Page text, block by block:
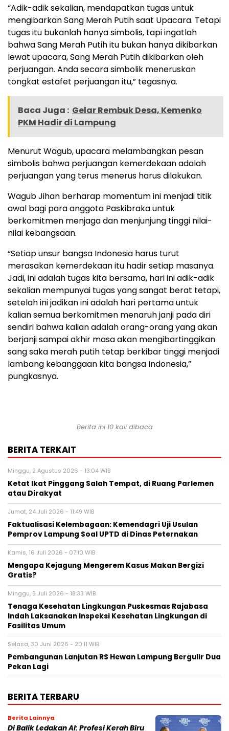
“Adik-adik sekalian, mendapatkan tugas untuk
mengibarkan Sang Merah Putih saat Upacara. Tetapi
tugas itu bukanlah hanya simbolis, tapi ingatlah
bahwa Sang Merah Putih itu bukan hanya dikibarkan
lewat upacara, Sang Merah Putih dikibarkan oleh
perjuangan. Anda secara simbolik meneruskan
tongkat estafet perjuangan itu,” tegasnya.
Baca Juga : Gelar Rembuk Desa, Kemenko
PKM Hadir di Lampung
Menurut Wagub, upacara melambangkan pesan
simbolis bahwa perjuangan kemerdekaan adalah
perjuangan yang terus menerus harus dilakukan.
Wagub Jihan berharap momentum ini menjadi titik
awal bagi para anggota Paskibraka untuk
berkomitmen menjaga dan menjunjung tinggi nilai-
nilai kebangsaan.
“Setiap unsur bangsa Indonesia harus turut
merasakan kemerdekaan itu hadir setiap masanya.
Jadi, ini adalah tugas kita bersama, hari ini adik-adik
sekalian mempunyai tugas yang sangat berat tetapi,
setelah ini jadikan ini adalah hari pertama untuk
kalian semua berkomitmen menaruh janji pada diri
sendiri bahwa kalian adalah orang-orang yang akan
berjanji sampai akhir masa akan mengibartinggikan
sang saka merah putih tetap berkibar tinggi menjadi
lambang kebanggaan kita bangsa Indonesia,”
pungkasnya.
Berita ini 10 kali dibaca
BERITA TERKAIT
Minggu, 2 Agustus 2026 - 13:04 WIB
Ketat Ikat Pinggang Salah Tempat, di Ruang Parlemen
atau Dirakyat
Jumat, 24 Juli 2026 - 11:49 WIB
Faktualisasi Kelembagaan: Kemendagri Uji Usulan
Pemprov Lampung Soal UPTD di Dinas Peternakan
Kamis, 16 Juli 2026 - 07:10 WIB
Mengapa Kejagung Mengerem Kasus Makan Bergizi
Gratis?
Minggu, 5 Juli 2026 - 18:33 WIB
Tenaga Kesehatan Lingkungan Puskesmas Rajabasa
Indah Laksanakan Inspeksi Kesehatan Lingkungan di
Fasilitas Umum
Selasa, 30 Juni 2026 - 20:11 WIB
Pembangunan Lanjutan RS Hewan Lampung Bergulir Dua
Pekan Lagi
BERITA TERBARU
Berita Lainnya
Di Balik Ledakan AI: Profesi Kerah Biru